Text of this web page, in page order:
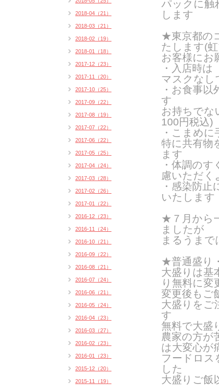
パックに触
します
★東京都の
たします(
お客様にお
・入店時
マスクなし
・お食事
す
お持ちでな
100円税込)
・こまめ
特に共有物
ます
・体調の
慮いただく
・感染防
いたします
★７月から
ましたが
まるうま
★普通盛り
大盛りは基
り無料に変
変更後もご
大盛りをご
す
無料で大盛
農家の方が
は大変心が
フードロス
した
大盛りご飯
2018-04（21）
2018-03（21）
2018-02（19）
2018-01（18）
2017-12（23）
2017-11（20）
2017-10（25）
2017-09（22）
2017-08（19）
2017-07（22）
2017-06（22）
2017-05（25）
2017-04（24）
2017-03（28）
2017-02（26）
2017-01（22）
2016-12（23）
2016-11（24）
2016-10（21）
2016-09（22）
2016-08（21）
2016-07（24）
2016-06（21）
2016-05（24）
2016-04（23）
2016-03（27）
2016-02（23）
2016-01（23）
2015-12（20）
2015-11（19）